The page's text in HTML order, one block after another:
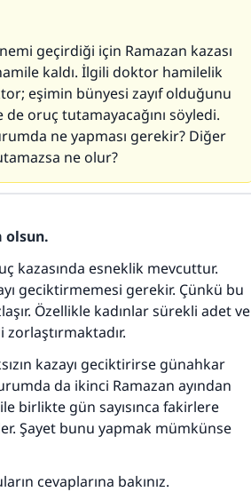
geçirdiği için Ramazan kazası
kaldı. İlgili doktor hamilelik
eşimin bünyesi zayıf olduğunu
de oruç tutamayacağını söyledi.
ne yapması gerekir? Diğer
ne olur?
olsun.
kazasında esneklik mevcuttur.
geciktirmemesi gerekir. Çünkü bu
Özellikle kadınlar sürekli adet ve
zorlaştırmaktadır.
kazayı geciktirirse günahkar
da ikinci Ramazan ayından
birlikte gün sayısınca fakirlere
Şayet bunu yapmak mümkünse
cevaplarına bakınız.